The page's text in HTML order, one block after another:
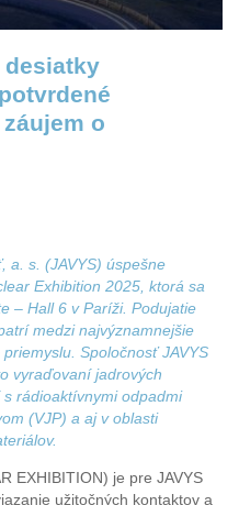
desiatky
o
a. s. (JAVYS) úspešne
Exhibition 2025, ktorá sa
– Hall 6 v Paríži. Podujatie
medzi najvýznamnejšie
Spoločnosť JAVYS
vyraďovaní jadrových
rádioaktívnymi odpadmi
(VJP) a aj v oblasti
EXHIBITION) je pre JAVYS
užitočných kontaktov a